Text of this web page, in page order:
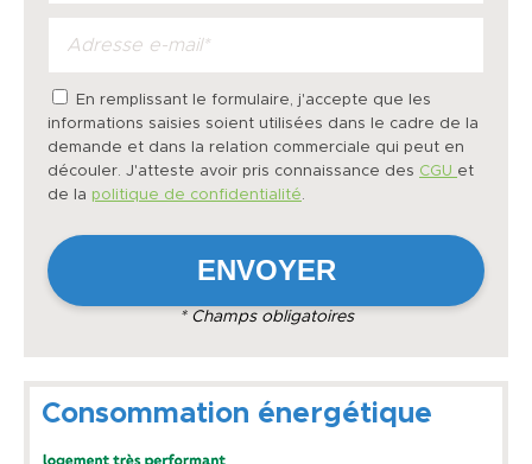
En remplissant le formulaire, j'accepte que les
informations saisies soient utilisées dans le cadre de la
demande et dans la relation commerciale qui peut en
découler. J'atteste avoir pris connaissance des CGU et
de la politique de confidentialité.
* Champs obligatoires
Consommation énergétique